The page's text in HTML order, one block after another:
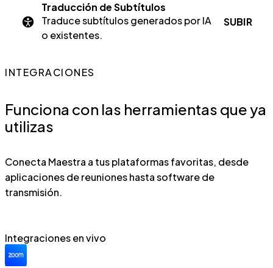
Traducción de Subtítulos
Traduce subtítulos generados por IA
o existentes.
SUBIR
INTEGRACIONES
Funciona con las herramientas que ya
utilizas
Conecta Maestra a tus plataformas favoritas, desde
aplicaciones de reuniones hasta software de
transmisión.
Integraciones en vivo